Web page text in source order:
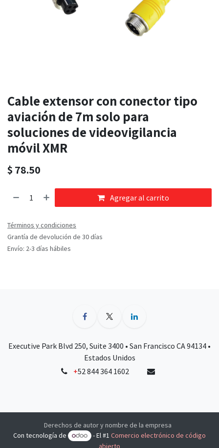
Cable extensor con conector tipo
aviación de 7m solo para
soluciones de videovigilancia
móvil XMR
$ 78.50
Agregar al carrito
Términos y condiciones
Grantía de devolución de 30 días
Envío: 2-3 días hábiles
Executive Park Blvd 250, Suite 3400 • San Francisco CA 94134 •
Estados Unidos
+52 844 364 1602
Derechos de autor y nombre de la empresa
Con tecnología de
- El #1Comercio electrónico de código
abierto